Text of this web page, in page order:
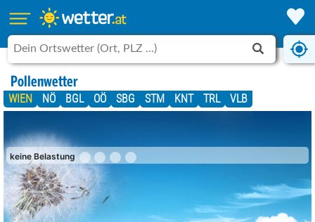
Pollenwetter
WIEN NÖ BGL OÖ SBG STM KNT TRL VLB
keine Belastung